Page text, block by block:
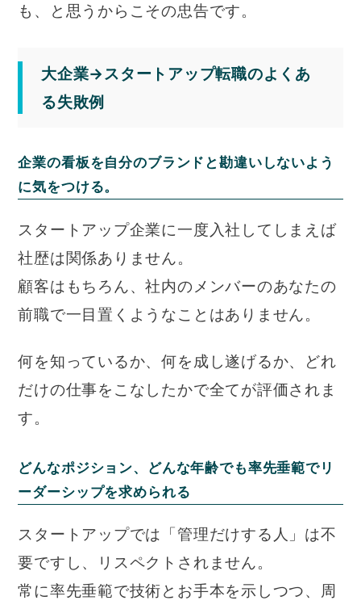
も、と思うからこその忠告です。
大企業→スタートアップ転職のよくあ
る失敗例
企業の看板を自分のブランドと勘違いしないよう
に気をつける。
スタートアップ企業に一度入社してしまえば
社歴は関係ありません。
顧客はもちろん、社内のメンバーのあなたの
前職で一目置くようなことはありません。
何を知っているか、何を成し遂げるか、どれ
だけの仕事をこなしたかで全てが評価されま
す。
どんなポジション、どんな年齢でも率先垂範でリ
ーダーシップを求められる
スタートアップでは「管理だけする人」は不
要ですし、リスペクトされません。
常に率先垂範で技術とお手本を示しつつ、周